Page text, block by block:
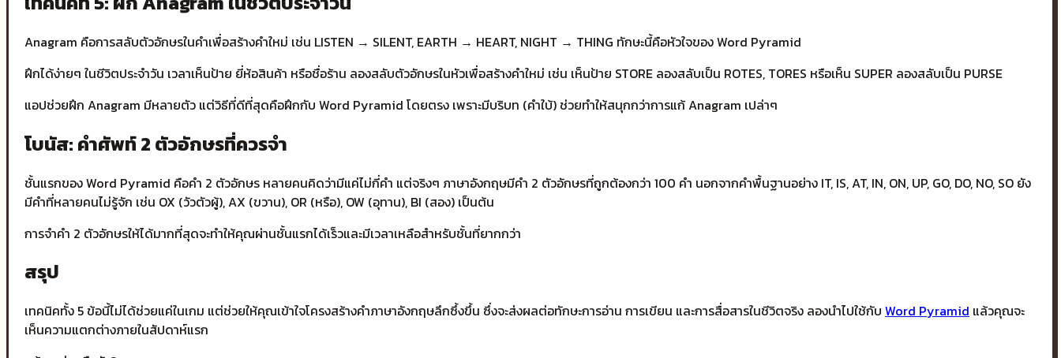
Anagram คือการสลับตัวอักษรในคำเพื่อสร้างคำใหม่ เช่น LISTEN → SILENT, EARTH → HEART, NIGHT → THING ทักษะนี้คือหัวใจของ Word Pyramid
ฝึกได้ง่ายๆ ในชีวิตประจำวัน เวลาเห็นป้าย ยี่ห้อสินค้า หรือชื่อร้าน ลองสลับตัวอักษรในหัวเพื่อสร้างคำใหม่ เช่น เห็นป้าย STORE ลองสลับเป็น ROTES, TORES หรือเห็น SUPER ลองสลับเป็น PURSE
แอปช่วยฝึก Anagram มีหลายตัว แต่วิธีที่ดีที่สุดคือฝึกกับ Word Pyramid โดยตรง เพราะมีบริบท (คำใบ้) ช่วยทำให้สนุกกว่าการแก้ Anagram เปล่าๆ
โบนัส: คำศัพท์ 2 ตัวอักษรที่ควรจำ
ชั้นแรกของ Word Pyramid คือคำ 2 ตัวอักษร หลายคนคิดว่ามีแค่ไม่กี่คำ แต่จริงๆ ภาษาอังกฤษมีคำ 2 ตัวอักษรที่ถูกต้องกว่า 100 คำ นอกจากคำพื้นฐานอย่าง IT, IS, AT, IN, ON, UP, GO, DO, NO, SO ยัง
มีคำที่หลายคนไม่รู้จัก เช่น OX (วัวตัวผู้), AX (ขวาน), OR (หรือ), OW (อุทาน), BI (สอง) เป็นต้น
การจำคำ 2 ตัวอักษรให้ได้มากที่สุดจะทำให้คุณผ่านชั้นแรกได้เร็วและมีเวลาเหลือสำหรับชั้นที่ยากกว่า
สรุป
เทคนิคทั้ง 5 ข้อนี้ไม่ได้ช่วยแค่ในเกม แต่ช่วยให้คุณเข้าใจโครงสร้างคำภาษาอังกฤษลึกซึ้งขึ้น ซึ่งจะส่งผลต่อทักษะการอ่าน การเขียน และการสื่อสารในชีวิตจริง ลองนำไปใช้กับ Word Pyramid แล้วคุณจะ
เห็นความแตกต่างภายในสัปดาห์แรก